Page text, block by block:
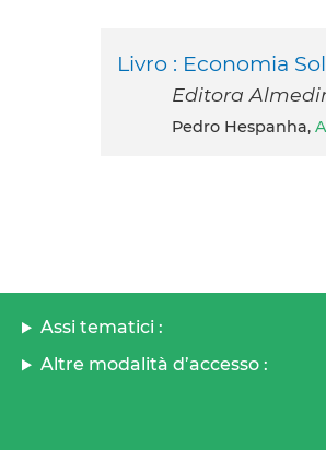
Livro : Economia
Editora
Pedro Hespanha,
Assi tematici :
Altre modalità d’accesso :